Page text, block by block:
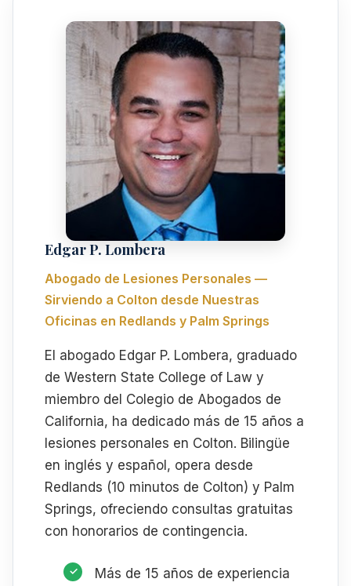
Edgar P. Lombera
Abogado de Lesiones Personales —
Sirviendo a Colton desde Nuestras
Oficinas en Redlands y Palm Springs
El abogado Edgar P. Lombera, graduado
de Western State College of Law y
miembro del Colegio de Abogados de
California, ha dedicado más de 15 años a
lesiones personales en Colton. Bilingüe
en inglés y español, opera desde
Redlands (10 minutos de Colton) y Palm
Springs, ofreciendo consultas gratuitas
con honorarios de contingencia.
Más de 15 años de experiencia